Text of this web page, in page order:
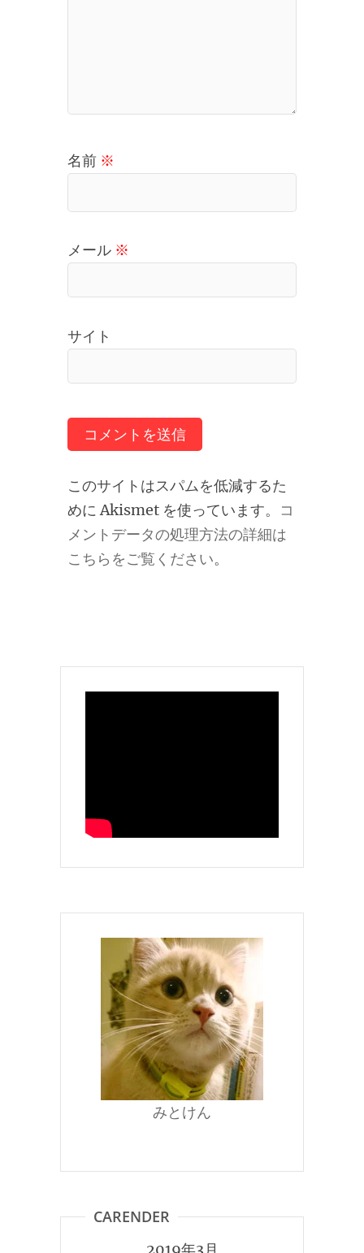
名前 ※
メール ※
サイト
このサイトはスパムを低減するた
めに Akismet を使っています。 コ
メントデータの処理方法の詳細は
こちらをご覧ください。
みとけん
CARENDER
2019年3月